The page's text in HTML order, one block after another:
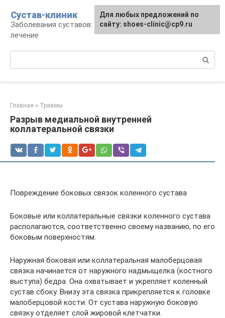
контенту
Сустав-клиник
Заболевания суставов: профилактика и
лечение
Главная » Травмы
Разрыв медиальной внутренней
коллатеральной связки
Повреждение боковых связок коленного сустава
Боковые или коллатеральные связки коленного сустава
располагаются, соответственно своему названию, по его
боковым поверхностям.
Наружная боковая или коллатеральная малоберцовая
связка начинается от наружного надмыщелка (костного
выступа) бедра. Она охватывает и укрепляет коленный
сустав сбоку. Внизу эта связка прикрепляется к головке
малоберцовой кости. От сустава наружную боковую
связку отделяет слой жировой клетчатки.
Для любых предложений по
сайту: shoes-clinic@cp9.ru